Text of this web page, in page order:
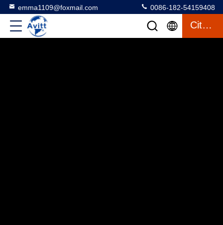
emma1109@foxmail.com 0086-182-54159408
Citation